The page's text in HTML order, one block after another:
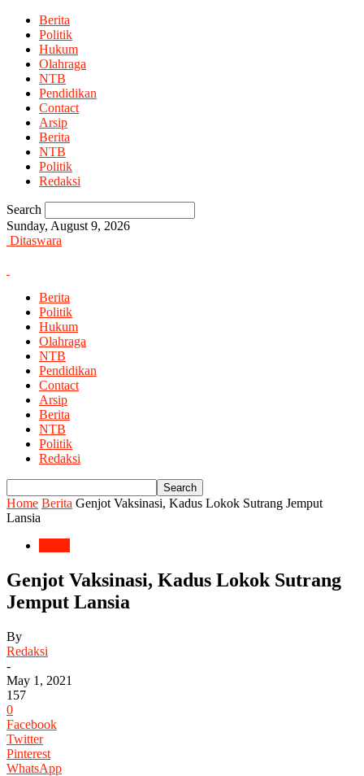
Berita
Politik
Hukum
Olahraga
NTB
Pendidikan
Contact
Arsip
Berita
NTB
Politik
Redaksi
Search
Sunday, August 9, 2026
Ditaswara
Berita
Politik
Hukum
Olahraga
NTB
Pendidikan
Contact
Arsip
Berita
NTB
Politik
Redaksi
Home Berita Genjot Vaksinasi, Kadus Lokok Sutrang Jemput
Lansia
Genjot Vaksinasi, Kadus Lokok Sutrang
Jemput Lansia
By
Redaksi
-
May 1, 2021
157
0
Facebook
Twitter
Pinterest
WhatsApp